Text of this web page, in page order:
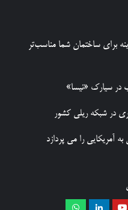
برای ساختمان شما مناسب‌تر
در سیارک «نیسا»
در شبکه ریلی کشور
آمریکایی را می پردازد